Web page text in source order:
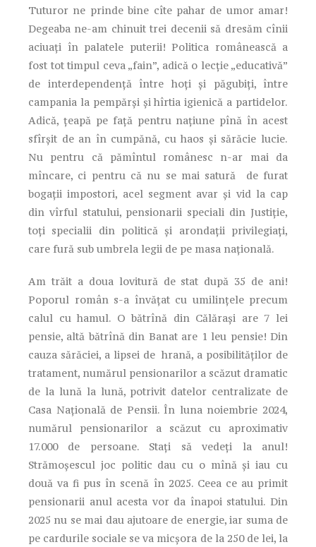
Tuturor ne prinde bine cîte pahar de umor amar!
Degeaba ne-am chinuit trei decenii să dresăm cînii
aciuaţi în palatele puterii! Politica românească a
fost tot timpul ceva „fain”, adică o lecţie „educativă”
de interdependenţă între hoţi şi păgubiţi, între
campania la pempărşi şi hîrtia igienică a partidelor.
Adică, ţeapă pe faţă pentru naţiune pînă în acest
sfîrşit de an în cumpănă, cu haos şi sărăcie lucie.
Nu pentru că pămîntul românesc n-ar mai da
mîncare, ci pentru că nu se mai satură de furat
bogaţii impostori, acel segment avar şi vid la cap
din vîrful statului, pensionarii speciali din Justiţie,
toţi specialii din politică şi arondaţii privilegiaţi,
care fură sub umbrela legii de pe masa naţională.
Am trăit a doua lovitură de stat după 35 de ani!
Poporul român s-a învăţat cu umilinţele precum
calul cu hamul. O bătrînă din Călăraşi are 7 lei
pensie, altă bătrînă din Banat are 1 leu pensie! Din
cauza sărăciei, a lipsei de hrană, a posibilităţilor de
tratament, numărul pensionarilor a scăzut dramatic
de la lună la lună, potrivit datelor centralizate de
Casa Naţională de Pensii. În luna noiembrie 2024,
numărul pensionarilor a scăzut cu aproximativ
17.000 de persoane. Staţi să vedeţi la anul!
Strămoşescul joc politic dau cu o mînă şi iau cu
două va fi pus în scenă în 2025. Ceea ce au primit
pensionarii anul acesta vor da înapoi statului. Din
2025 nu se mai dau ajutoare de energie, iar suma de
pe cardurile sociale se va micşora de la 250 de lei, la